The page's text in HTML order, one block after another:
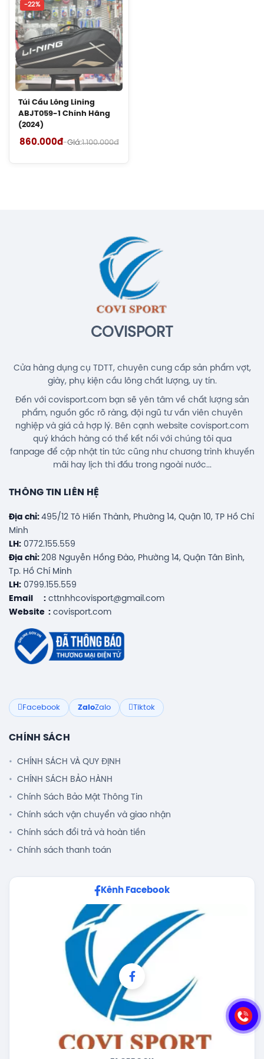
Cước Cầu Lông Kizuna Z69 Chính
Hãng
130.000đ
Cước Cầu Lông Kizuna Z65X Chính
Hãng
150.000đ
Hãng
Cước Cầu Lông Gosen Ryzonic 69
Chính Hãng
150.000đ
Balo Cầu Lông Yonex BA52512
1.690.000đ
-22%
Túi Cầu Lông Lining
ABJT059-1 Chính Hãng
(2024)
860.000đ-Giá:1.100.000đ
COVISPORT
Cửa hàng dụng cụ TDTT, chuyên cung cấp sản phẩm vợt,
giày, phụ kiện cầu lông chất lượng, uy tín.
Đến với covisport.com bạn sẽ yên tâm về chất lượng sản
phẩm, nguồn gốc rõ ràng, đội ngũ tư vấn viên chuyên
nghiệp và giá cả hợp lý. Bên cạnh website covisport.com
quý khách hàng có thể kết nối với chúng tôi qua
fanpage để cập nhật tin tức cũng như chương trình khuyến
mãi hay lịch thi đấu trong ngoài nước...
THÔNG TIN LIÊN HỆ
Địa chỉ: 495/12 Tô Hiến Thành, Phường 14, Quận 10, TP Hồ Chí
Minh
LH: 0772.155.559
Địa chỉ: 208 Nguyễn Hồng Đào, Phường 14, Quận Tân Bình,
Tp. Hồ Chí Minh
LH: 0799.155.559
Email : cttnhhcovisport@gmail.com
Website : covisport.com
Facebook ZaloZalo Tiktok
CHÍNH SÁCH
CHÍNH SÁCH VÀ QUY ĐỊNH
CHÍNH SÁCH BẢO HÀNH
Chính Sách Bảo Mật Thông Tin
Chính sách vận chuyển và giao nhận
Chính sách đổi trả và hoàn tiền
Chính sách thanh toán
Kênh Facebook